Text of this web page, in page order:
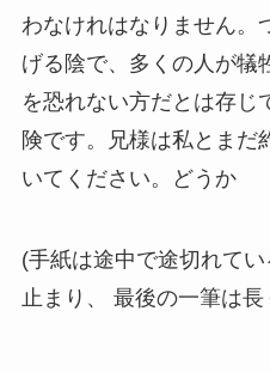
わなけれはなりません。
げる陰で、多くの人が犠
を恐れない方だとは存じ
険です。兄様は私とまだ
いてください。どうか
(手紙は途中で途切れて
止まり、 最後の一筆は